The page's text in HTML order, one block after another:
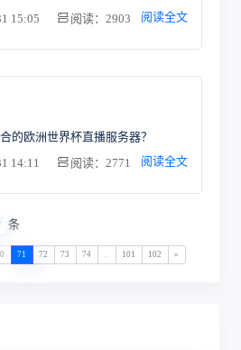
15:05
阅读：2903 阅读全文
的欧洲世界杯直播服务器？
14:11
阅读：2771 阅读全文
条
71 72 73 74 101 102 »